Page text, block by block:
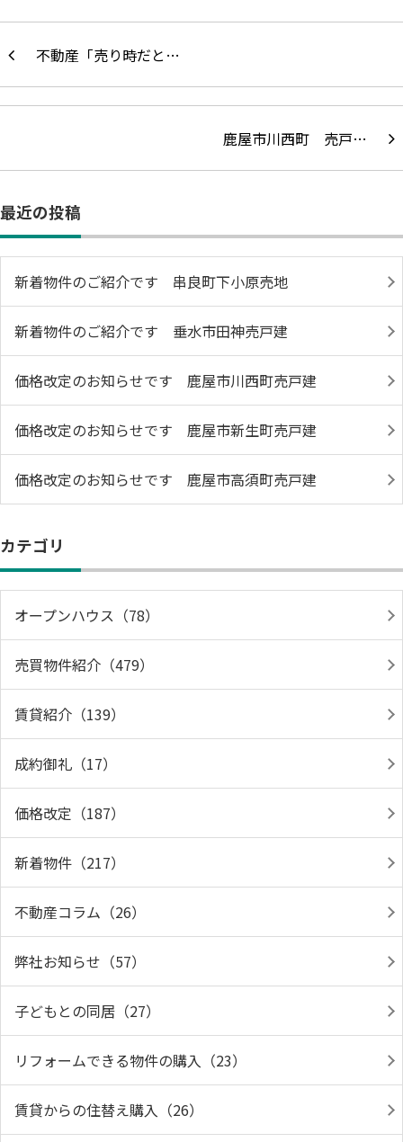
不動産「売り時だと…
鹿屋市川西町 売戸…
最近の投稿
新着物件のご紹介です 串良町下小原売地
新着物件のご紹介です 垂水市田神売戸建
価格改定のお知らせです 鹿屋市川西町売戸建
価格改定のお知らせです 鹿屋市新生町売戸建
価格改定のお知らせです 鹿屋市高須町売戸建
カテゴリ
オープンハウス（78）
売買物件紹介（479）
賃貸紹介（139）
成約御礼（17）
価格改定（187）
新着物件（217）
不動産コラム（26）
弊社お知らせ（57）
子どもとの同居（27）
リフォームできる物件の購入（23）
賃貸からの住替え購入（26）